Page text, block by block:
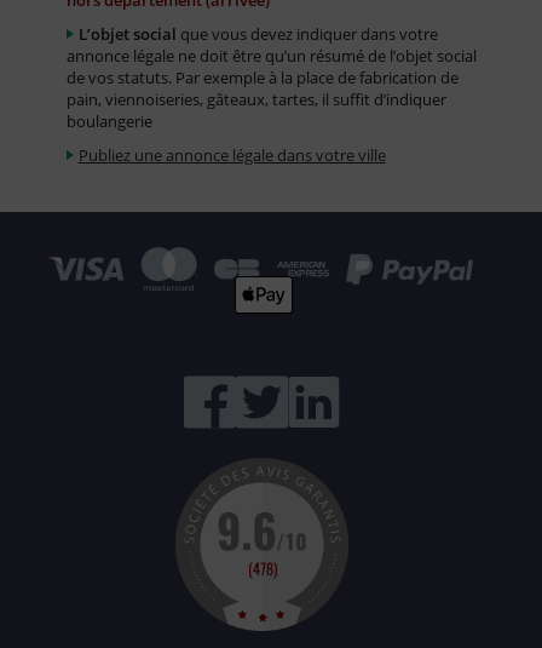
L’objet social que vous devez indiquer dans votre
annonce légale ne doit être qu’un résumé de l’objet social
de vos statuts. Par exemple à la place de fabrication de
pain, viennoiseries, gâteaux, tartes, il suffit d’indiquer
boulangerie
Publiez une annonce légale dans votre ville